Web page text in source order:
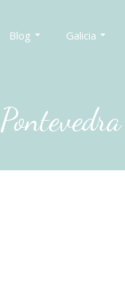
Blog Galicia
Pontevedra